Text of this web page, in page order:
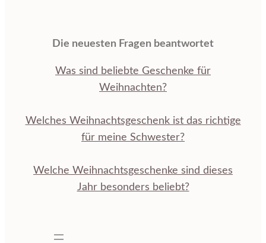
Die neuesten Fragen beantwortet
Was sind beliebte Geschenke für
Weihnachten?
Welches Weihnachtsgeschenk ist das richtige
für meine Schwester?
Welche Weihnachtsgeschenke sind dieses
Jahr besonders beliebt?